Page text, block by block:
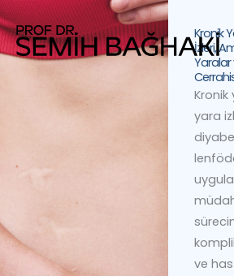
İçeriğe
atla
Kronik
İzleri,
yara
ve